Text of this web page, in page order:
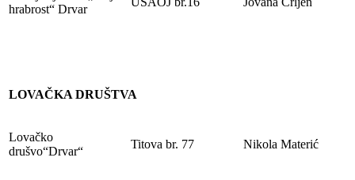
hrabrost“ Drvar
LOVAČKA DRUŠTVA
Lovačko
drušvo“Drvar“
Titova br. 77 Nikola Materić